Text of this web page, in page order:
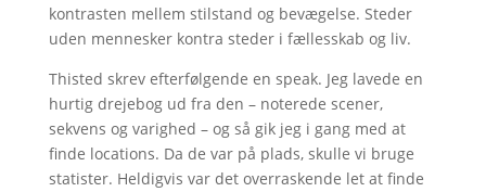
kontrasten mellem stilstand og bevægelse. Steder
uden mennesker kontra steder i fællesskab og liv.
Thisted skrev efterfølgende en speak. Jeg lavede en
hurtig drejebog ud fra den – noterede scener,
sekvens og varighed – og så gik jeg i gang med at
finde locations. Da de var på plads, skulle vi bruge
statister. Heldigvis var det overraskende let at finde